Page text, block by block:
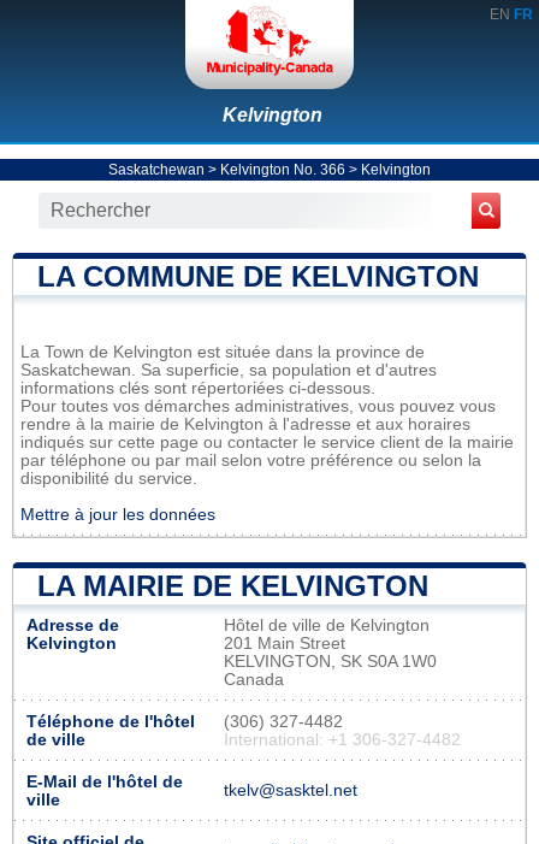
EN FR
Kelvington
Saskatchewan > Kelvington No. 366 > Kelvington
LA COMMUNE DE KELVINGTON
La Town de Kelvington est située dans la province de
Saskatchewan. Sa superficie, sa population et d'autres
informations clés sont répertoriées ci-dessous.
Pour toutes vos démarches administratives, vous pouvez vous
rendre à la mairie de Kelvington à l'adresse et aux horaires
indiqués sur cette page ou contacter le service client de la mairie
par téléphone ou par mail selon votre préférence ou selon la
disponibilité du service.
Mettre à jour les données
LA MAIRIE DE KELVINGTON
Adresse de
Kelvington
Hôtel de ville de Kelvington
201 Main Street
KELVINGTON, SK S0A 1W0
Canada
Téléphone de l'hôtel
de ville
(306) 327-4482
International: +1 306-327-4482
E-Mail de l'hôtel de
ville
tkelv@sasktel.net